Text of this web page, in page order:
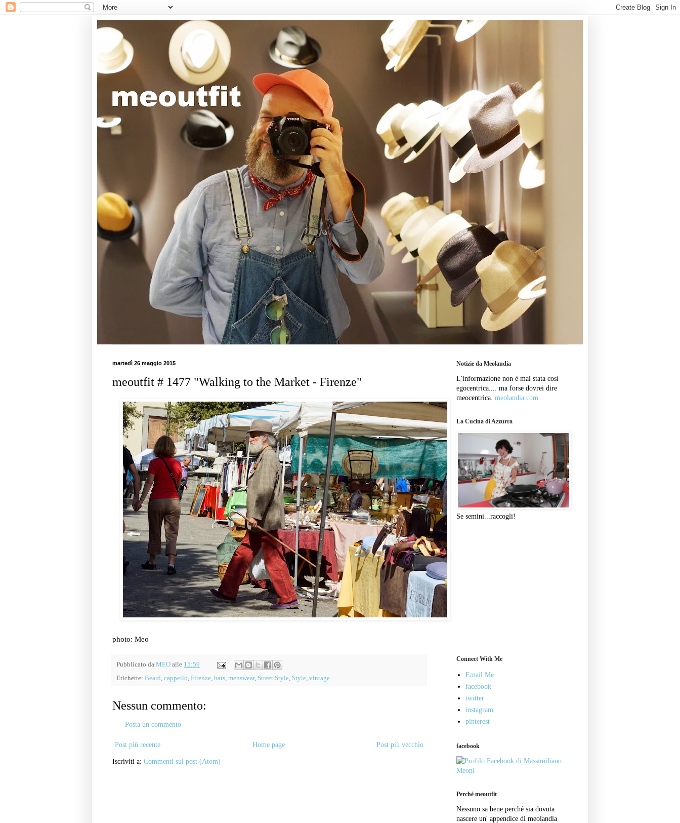
martedì 26 maggio 2015
meoutfit # 1477 "Walking to the Market - Firenze"
photo: Meo
Pubblicato da MEO alle 15:59
Etichette: Beard, cappello, Firenze, hats, menswear, Street Style, Style, vintage
Nessun commento:
Posta un commento
Post più recente Post più vecchio
Home page
Iscriviti a: Commenti sul post (Atom)
Notizie da Meolandia
L'informazione non è mai stata così
egocentrica.... ma forse dovrei dire
meocentrica. meolandia.com
La Cucina di Azzurra
Se semini...raccogli!
Connect With Me
Email Me
facebook
twitter
instagram
pinterest
facebook
Perché meoutfit
Nessuno sa bene perché sia dovuta
nascere un' appendice di meolandia